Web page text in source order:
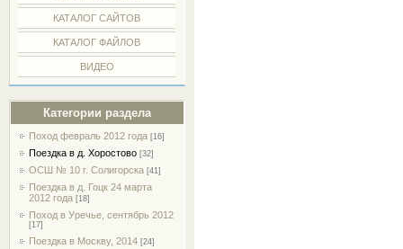
КАТАЛОГ САЙТОВ
КАТАЛОГ ФАЙЛОВ
ВИДЕО
Категории раздела
Поход февраль 2012 года [16]
Поездка в д. Хоростово [32]
ОСШ № 10 г. Солигорска [41]
Поездка в д. Гоцк 24 марта
2012 года [18]
Поход в Уречье, сентябрь 2012
[17]
Поездка в Москву, 2014 [24]